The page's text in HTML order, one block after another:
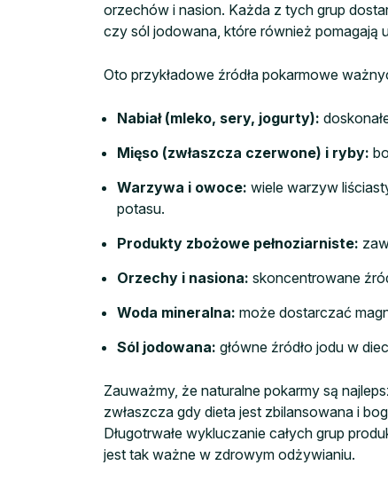
orzechów i nasion. Każda z tych grup
czy sól jodowana, które również pomagają
Oto przykładowe źródła pokarmowe
Nabiał (mleko, sery, jogurty):
Mięso (zwłaszcza czerwone) i ryby:
Warzywa i owoce: wiele warzyw
potasu.
Produkty zbożowe pełnoziarniste:
Orzechy i nasiona: skoncentrowane
Woda mineralna: może dostarczać
Sól jodowana: główne źródło jodu w
Zauważmy, że naturalne pokarmy są
zwłaszcza gdy dieta jest zbilansowana i
Długotrwałe wykluczanie całych grup
jest tak ważne w zdrowym odżywianiu.